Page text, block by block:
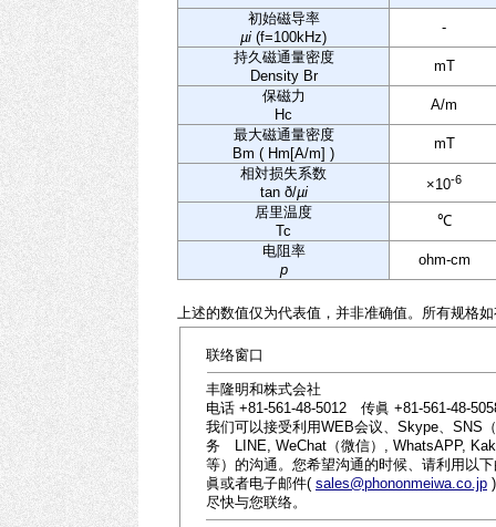
初始磁导率
µi (f=100kHz)
-
持久磁通量密度
Density Br
mT
保磁力
Hc
A/m
最大磁通量密度
Bm ( Hm[A/m] )
mT
相対损失系数
tan ð/µi ×10-6
居里温度
Tc
℃
电阻率
p
ohm-cm
上述的数值仅为代表值，并非准确值。所有规格
联络窗口
丰隆明和株式会社
电话 +81-561-48-5012 传眞 +81-561-48-
我们可以接受利用WEB会议、Skype、SNS
务 LINE, WeChat（微信）, WhatsAPP,
等）的沟通。您希望沟通的时候、请利用以
眞或者电子邮件( sales@phononmeiwa.co.jp
尽快与您联络。